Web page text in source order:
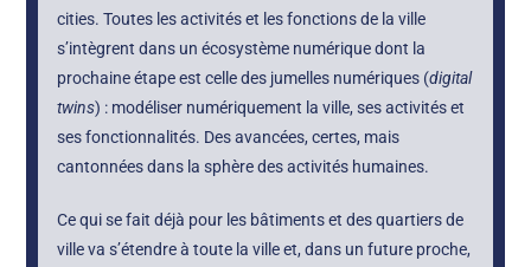
cities. Toutes les activités et les fonctions de la ville
s’intègrent dans un écosystème numérique dont la
prochaine étape est celle des jumelles numériques (digital
twins) : modéliser numériquement la ville, ses activités et
ses fonctionnalités. Des avancées, certes, mais
cantonnées dans la sphère des activités humaines.
Ce qui se fait déjà pour les bâtiments et des quartiers de
ville va s’étendre à toute la ville et, dans un future proche,